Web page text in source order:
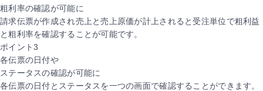
粗利率の確認が可能に
請求伝票が作成され売上と売上原価が計上されると受注単位で粗利益
と粗利率を確認することが可能です。
ポイント3
各伝票の日付や
ステータスの確認が可能に
各伝票の日付とステータスを一つの画面で確認することができます。